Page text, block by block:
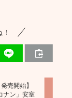
売開始】
ナン」安室